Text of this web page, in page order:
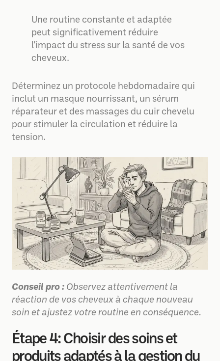
Une routine constante et adaptée
peut significativement réduire
l'impact du stress sur la santé de vos
cheveux.
Déterminez un protocole hebdomadaire qui
inclut un masque nourrissant, un sérum
réparateur et des massages du cuir chevelu
pour stimuler la circulation et réduire la
tension.
Conseil pro : Observez attentivement la
réaction de vos cheveux à chaque nouveau
soin et ajustez votre routine en conséquence.
Étape 4: Choisir des soins et
produits adaptés à la gestion du